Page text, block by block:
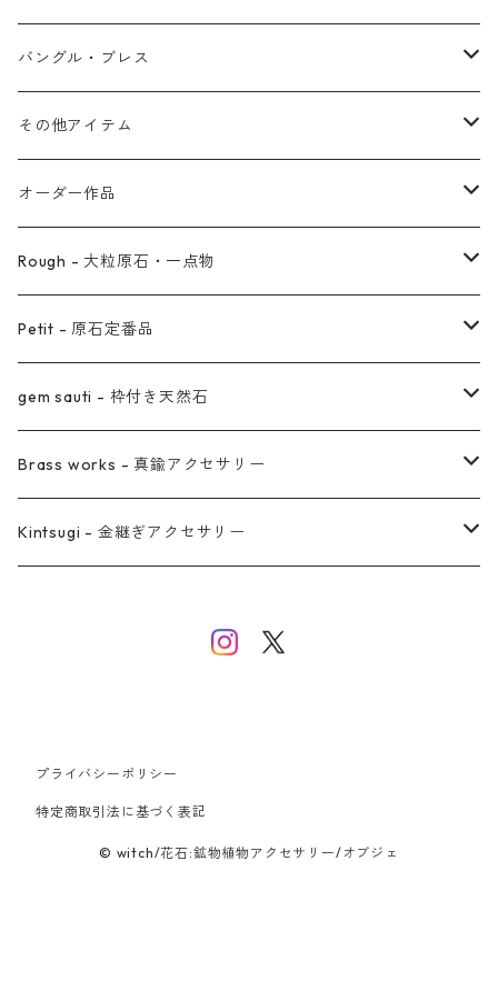
オブジェ
イヤーカフ
ぶら下がりイヤーカフ
2連イヤーカフ
イヤリング対応
ノンホールピアス
オーダー用ページ
真鍮イヤーカフ
バングル・ブレス
ブレスレット
バングル
その他アイテム
ブローチ
ヘアアクセサリー
オーダー作品
リング
ネックレス
ピアス
イヤーカフ
バングル
Rough - 大粒原石・一点物
ピアス
リング
ネックレス
イヤーカフ
Petit - 原石定番品
ピアス
リング
ネックレス
gem sauti - 枠付き天然石
ピアス
ネックレス
Brass works - 真鍮アクセサリー
リング
バングル
Kintsugi - 金継ぎアクセサリー
プライバシーポリシー
特定商取引法に基づく表記
© witch/花石:鉱物植物アクセサリー/オブジェ